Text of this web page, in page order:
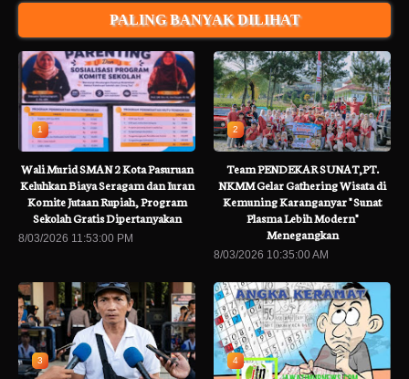
PALING BANYAK DILIHAT
1
Wali Murid SMAN 2 Kota Pasuruan
Keluhkan Biaya Seragam dan Iuran
Komite Jutaan Rupiah, Program
Sekolah Gratis Dipertanyakan
8/03/2026 11:53:00 PM
2
Team PENDEKAR SUNAT,PT.
NKMM Gelar Gathering Wisata di
Kemuning Karanganyar " Sunat
Plasma Lebih Modern"
Menegangkan
8/03/2026 10:35:00 AM
3 4